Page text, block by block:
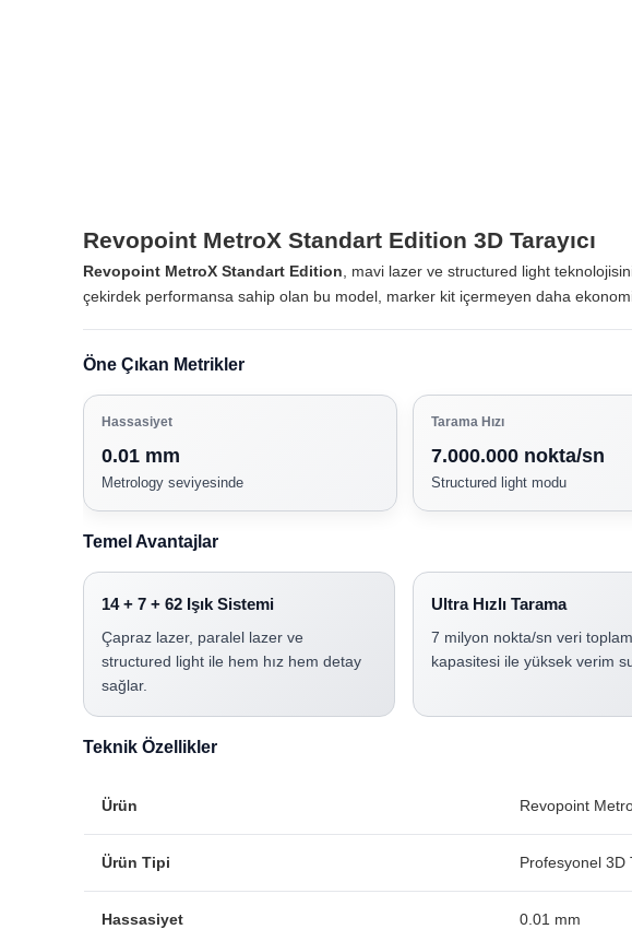
Revopoint MetroX Standart Edition 3D Tarayıcı
Revopoint MetroX Standart Edition , mavi lazer ve structured light
çekirdek performansa sahip olan bu model, marker kit içermeyen daha
Öne Çıkan Metrikler
Hassasiyet
0.01 mm
Metrology seviyesinde
Tarama Hızı
7.000.000 nokta/sn
Structured light modu
Temel Avantajlar
14 + 7 + 62 Işık Sistemi
Çapraz lazer, paralel lazer ve
structured light ile hem hız hem detay
sağlar.
Ultra Hızlı Tarama
7 milyon nokta/sn veri
kapasitesi ile yüksek verim
Teknik Özellikler
Ürün Revopoint
Ürün Tipi Profesyonel 3D
Hassasiyet 0.01 mm